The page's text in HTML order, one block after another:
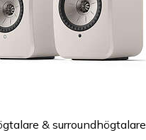
& surroundhögtalare